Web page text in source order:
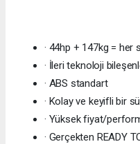
· 44hp + 147kg =
· İleri teknoloji
· ABS standart
· Kolay ve keyifli bir
· Yüksek fiyat/
· Gerçekten READY